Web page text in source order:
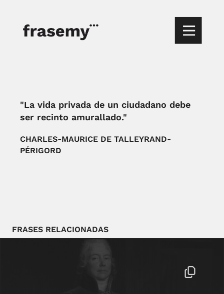
"La vida privada de un ciudadano debe
ser recinto amurallado."
CHARLES-MAURICE DE TALLEYRAND-
PÉRIGORD
FRASES RELACIONADAS